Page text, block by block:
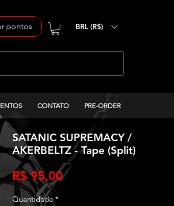
pontos BRL (R$)
CONTATO PRE-ORDER
SATANIC SUPREMACY /
AKERBELTZ - Tape (Split)
R$ 95,00Preço
Quantidade *